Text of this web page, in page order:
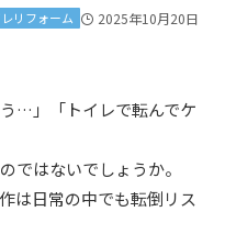
レリフォーム 2025年10月20日
…」「トイレで転んでケ
ではないでしょうか。
は日常の中でも転倒リス